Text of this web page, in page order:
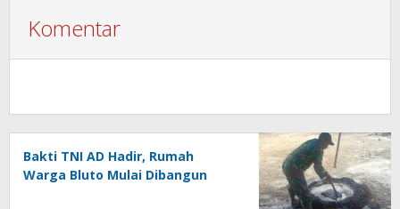
Komentar
Bakti TNI AD Hadir, Rumah
Warga Bluto Mulai Dibangun